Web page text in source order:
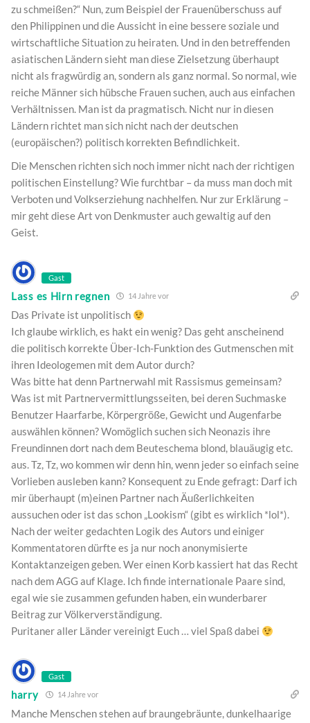
zu schmeißen?“ Nun, zum Beispiel der Frauenüberschuss auf
den Philippinen und die Aussicht in eine bessere soziale und
wirtschaftliche Situation zu heiraten. Und in den betreffenden
asiatischen Ländern sieht man diese Zielsetzung überhaupt
nicht als fragwürdig an, sondern als ganz normal. So normal, wie
reiche Männer sich hübsche Frauen suchen, auch aus einfachen
Verhältnissen. Man ist da pragmatisch. Nicht nur in diesen
Ländern richtet man sich nicht nach der deutschen
(europäischen?) politisch korrekten Befindlichkeit.
Die Menschen richten sich noch immer nicht nach der richtigen
politischen Einstellung? Wie furchtbar – da muss man doch mit
Verboten und Volkserziehung nachhelfen. Nur zur Erklärung –
mir geht diese Art von Denkmuster auch gewaltig auf den
Geist.
Gast
Lass es Hirn regnen 14 Jahre vor
Das Private ist unpolitisch
Ich glaube wirklich, es hakt ein wenig? Das geht anscheinend
die politisch korrekte Über-Ich-Funktion des Gutmenschen mit
ihren Ideologemen mit dem Autor durch?
Was bitte hat denn Partnerwahl mit Rassismus gemeinsam?
Was ist mit Partnervermittlungsseiten, bei deren Suchmaske
Benutzer Haarfarbe, Körpergröße, Gewicht und Augenfarbe
auswählen können? Womöglich suchen sich Neonazis ihre
Freundinnen dort nach dem Beuteschema blond, blauäugig etc.
aus. Tz, Tz, wo kommen wir denn hin, wenn jeder so einfach seine
Vorlieben ausleben kann? Konsequent zu Ende gefragt: Darf ich
mir überhaupt (m)einen Partner nach Äußerlichkeiten
aussuchen oder ist das schon „Lookism“ (gibt es wirklich *lol*).
Nach der weiter gedachten Logik des Autors und einiger
Kommentatoren dürfte es ja nur noch anonymisierte
Kontaktanzeigen geben. Wer einen Korb kassiert hat das Recht
nach dem AGG auf Klage. Ich finde internationale Paare sind,
egal wie sie zusammen gefunden haben, ein wunderbarer
Beitrag zur Völkerverständigung.
Puritaner aller Länder vereinigt Euch … viel Spaß dabei
Gast
harry 14 Jahre vor
Manche Menschen stehen auf braungebräunte, dunkelhaarige